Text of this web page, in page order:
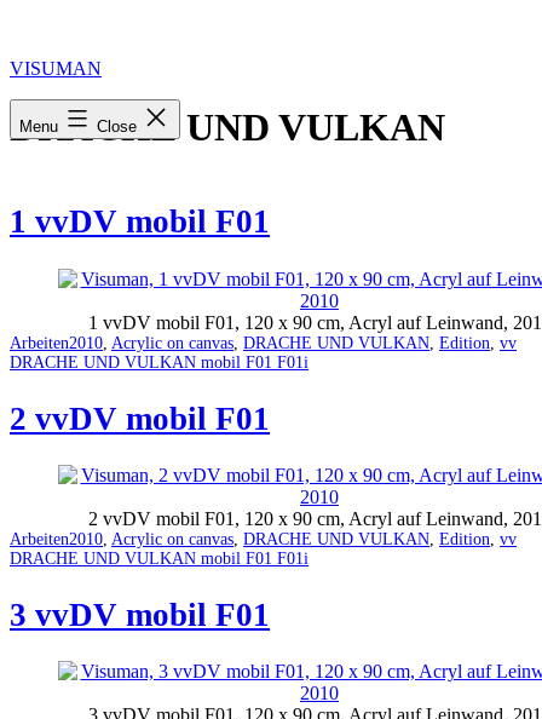
content
VISUMAN
Menu Close
DRACHE UND VULKAN
1 vvDV mobil F01
1 vvDV mobil F01, 120 x 90 cm, Acryl auf Leinwand,
Categorized
as
ArbeitenTagged
2010, Acrylic on canvas, DRACHE UND VULKAN, Edition, vv
DRACHE UND VULKAN mobil F01 F01i
2 vvDV mobil F01
2 vvDV mobil F01, 120 x 90 cm, Acryl auf Leinwand,
Categorized
as
ArbeitenTagged
2010, Acrylic on canvas, DRACHE UND VULKAN, Edition, vv
DRACHE UND VULKAN mobil F01 F01i
3 vvDV mobil F01